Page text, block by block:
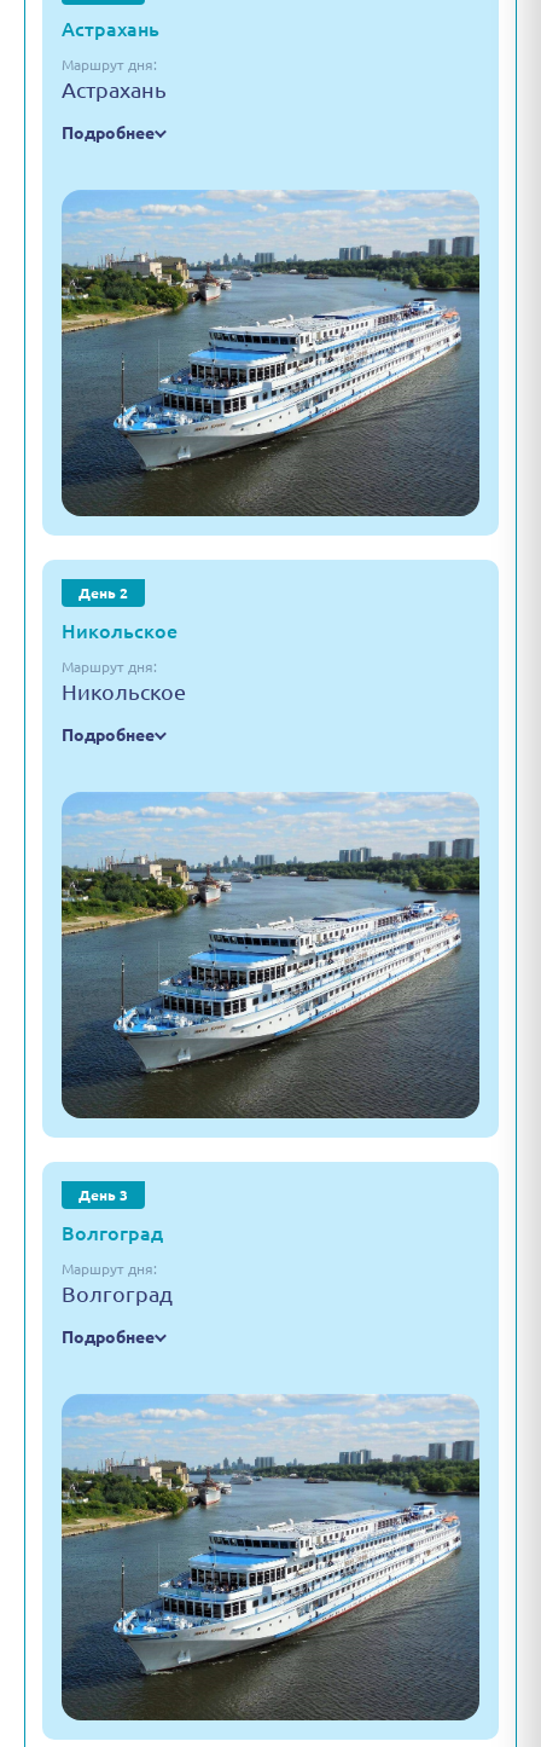
Астрахань
Маршрут дня:
Астрахань
Подробнее
День 2
Никольское
Маршрут дня:
Никольское
Подробнее
День 3
Волгоград
Маршрут дня:
Волгоград
Подробнее